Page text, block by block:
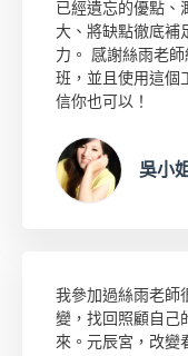
已經遺忘的優點、
大、將缺點徹底補
力。 感謝絲雨老
班，並且使用這個
信你也可以！
吳小
我參加過絲雨老師
變，找回照顧自己
來。元辰宮，改變